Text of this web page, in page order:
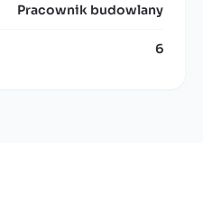
Pracownik budowlany
6